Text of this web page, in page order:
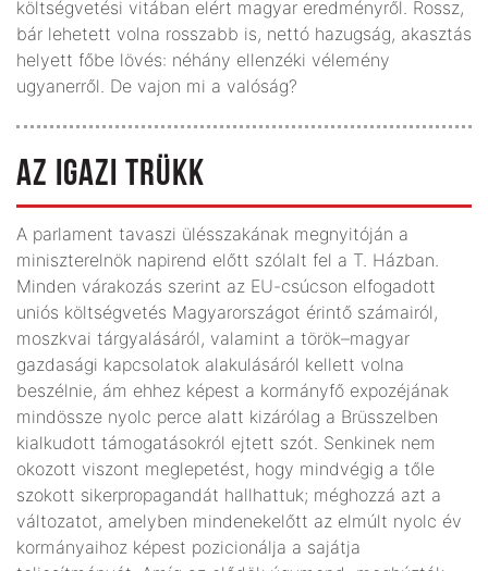
költségvetési vitában elért magyar eredményről. Rossz,
bár lehetett volna rosszabb is, nettó hazugság, akasztás
helyett főbe lövés: néhány ellenzéki vélemény
ugyanerről. De vajon mi a valóság?
AZ IGAZI TRÜKK
A parlament tavaszi ülésszakának megnyitóján a
miniszterelnök napirend előtt szólalt fel a T. Házban.
Minden várakozás szerint az EU-csúcson elfogadott
uniós költségvetés Magyarországot érintő számairól,
moszkvai tárgyalásáról, valamint a török–magyar
gazdasági kapcsolatok alakulásáról kellett volna
beszélnie, ám ehhez képest a kormányfő expozéjának
mindössze nyolc perce alatt kizárólag a Brüsszelben
kialkudott támogatásokról ejtett szót. Senkinek nem
okozott viszont meglepetést, hogy mindvégig a tőle
szokott sikerpropagandát hallhattuk; méghozzá azt a
változatot, amelyben mindenekelőtt az elmúlt nyolc év
kormányaihoz képest pozicionálja a sajátja